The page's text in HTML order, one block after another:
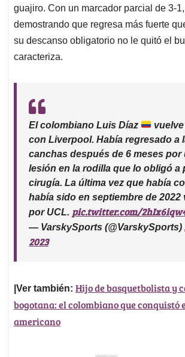
guajiro. Con un marcador parcial de 3-
demostrando que regresa más fuerte
su descanso obligatorio no le quitó el
caracteriza.
El colombiano Luis Díaz
con Liverpool. Había regresado a
canchas después de 6 meses por
lesión en la rodilla que lo obligó a
cirugía. La última vez que había
había sido en septiembre de 2022
por UCL. pic.twitter.com/
— VarskySports (@VarskySports)
2023
|Ver también: Hijo de basquetbolista y
bogotana: el colombiano que conquistó
americano